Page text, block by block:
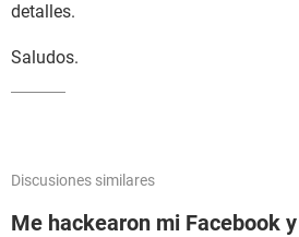
detalles.
Saludos.
Discusiones similares
Me hackearon mi Facebook